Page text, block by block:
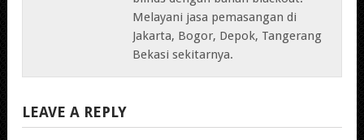
Melayani jasa pemasangan di
Jakarta, Bogor, Depok, Tangerang
Bekasi sekitarnya.
LEAVE A REPLY